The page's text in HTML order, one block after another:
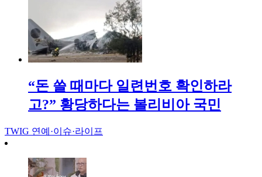
“돈 쓸 때마다 일련번호 확인하라
고?” 황당하다는 볼리비아 국민
TWIG 연예·이슈·라이프